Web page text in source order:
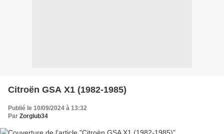
Citroën GSA X1 (1982-1985)
Publié le 10/09/2024 à 13:32
Par Zorglub34